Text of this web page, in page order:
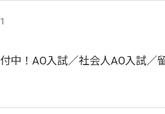
中！AO入試／社会人AO入試／